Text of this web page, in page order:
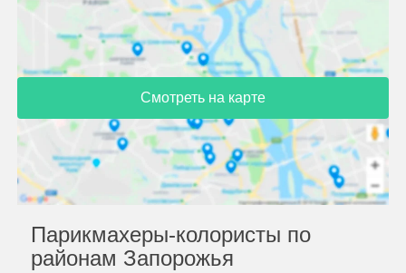
Смотреть на карте
Парикмахеры-колористы по
районам Запорожья